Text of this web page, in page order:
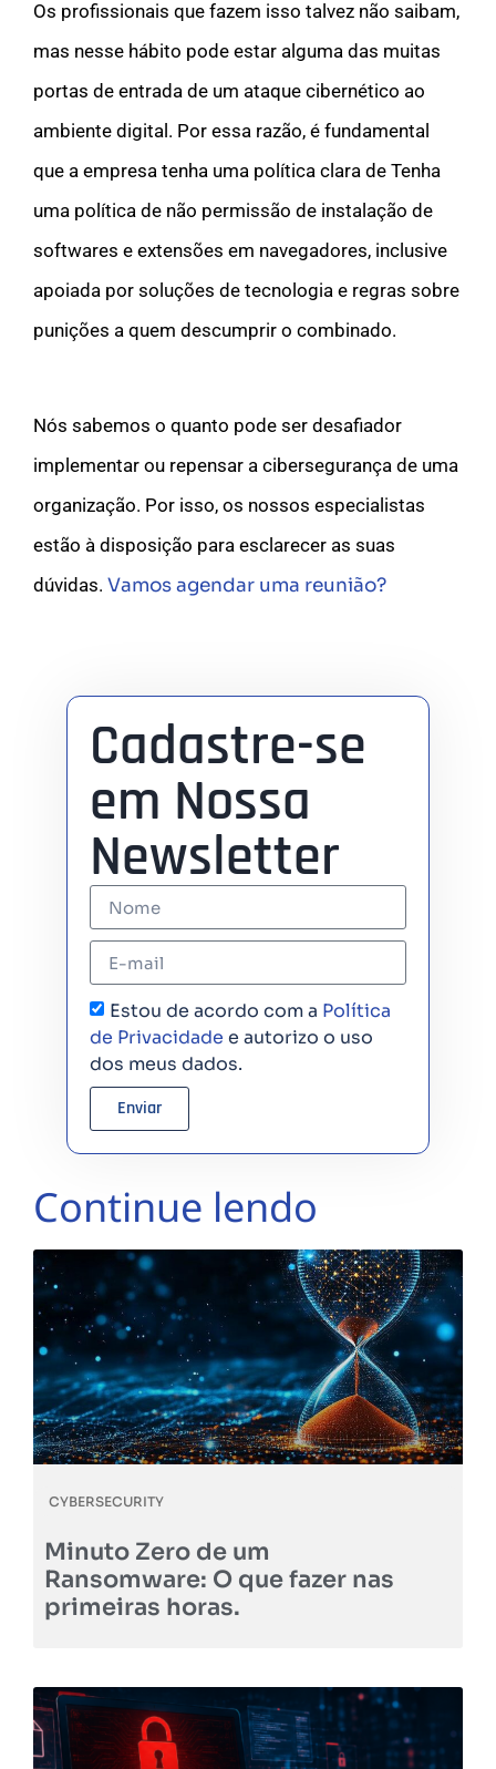
Os profissionais que fazem isso talvez não saibam,
mas nesse hábito pode estar alguma das muitas
portas de entrada de um ataque cibernético ao
ambiente digital. Por essa razão, é fundamental
que a empresa tenha uma política clara de Tenha
uma política de não permissão de instalação de
softwares e extensões em navegadores, inclusive
apoiada por soluções de tecnologia e regras sobre
punições a quem descumprir o combinado.
Nós sabemos o quanto pode ser desafiador
implementar ou repensar a cibersegurança de uma
organização. Por isso, os nossos especialistas
estão à disposição para esclarecer as suas
dúvidas. Vamos agendar uma reunião?
Cadastre-se
em Nossa
Newsletter
Estou de acordo com a Política
de Privacidade e autorizo o uso
dos meus dados.
Enviar
Continue lendo
CYBERSECURITY
Minuto Zero de um
Ransomware: O que fazer nas
primeiras horas.